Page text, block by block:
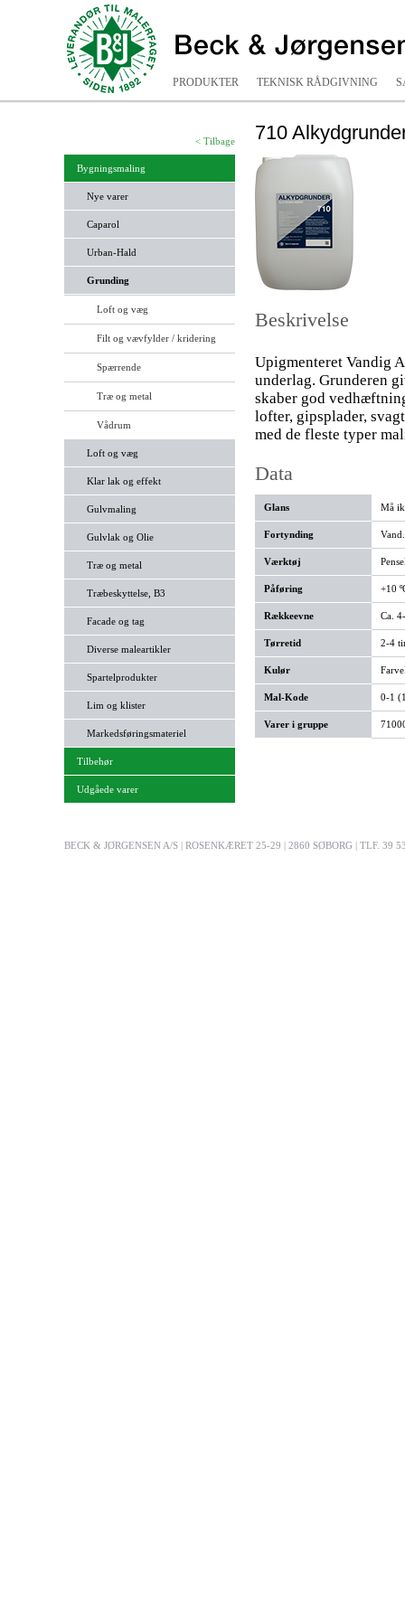
PRODUKTER TEKNISK RÅDGIVNING
710
< Tilbage
Bygningsmaling
Nye varer
Caparol
Urban-Hald
Grunding
Loft og væg
Filt og vævfylder / kridering
Spærrende
Træ og metal
Vådrum
Loft og væg
Klar lak og effekt
Gulvmaling
Gulvlak og Olie
Træ og metal
Træbeskyttelse, B3
Facade og tag
Diverse maleartikler
Spartelprodukter
Lim og klister
Markedsføringsmateriel
Tilbehør
Udgåede varer
Beskrivelse
Upigmenteret Vandig
underlag. Grunderen
skaber god
lofter, gipsplader,
med de fleste typer
Data
Glans Må
Fortynding
Værktøj
Påføring +10
Rækkeevne Ca.
Tørretid 2-4
Kulør
Mal-Kode 0-1
Varer i gruppe
BECK & JØRGENSEN A/S | ROSENKÆRET 25-29 | 2860 SØBORG | TLF. 39